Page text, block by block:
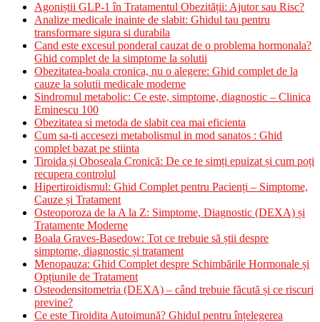
Agoniștii GLP-1 în Tratamentul Obezității: Ajutor sau Risc?
Analize medicale inainte de slabit: Ghidul tau pentru
transformare sigura si durabila
Cand este excesul ponderal cauzat de o problema hormonala?
Ghid complet de la simptome la solutii
Obezitatea-boala cronica, nu o alegere: Ghid complet de la
cauze la solutii medicale moderne
Sindromul metabolic: Ce este, simptome, diagnostic – Clinica
Eminescu 100
Obezitatea si metoda de slabit cea mai eficienta
Cum sa-ti accesezi metabolismul in mod sanatos : Ghid
complet bazat pe stiinta
Tiroida și Oboseala Cronică: De ce te simți epuizat și cum poți
recupera controlul
Hipertiroidismul: Ghid Complet pentru Pacienți – Simptome,
Cauze și Tratament
Osteoporoza de la A la Z: Simptome, Diagnostic (DEXA) și
Tratamente Moderne
Boala Graves-Basedow: Tot ce trebuie să știi despre
simptome, diagnostic și tratament
Menopauza: Ghid Complet despre Schimbările Hormonale și
Opțiunile de Tratament
Osteodensitometria (DEXA) – când trebuie făcută și ce riscuri
previne?
Ce este Tiroidita Autoimună? Ghidul pentru înțelegerea